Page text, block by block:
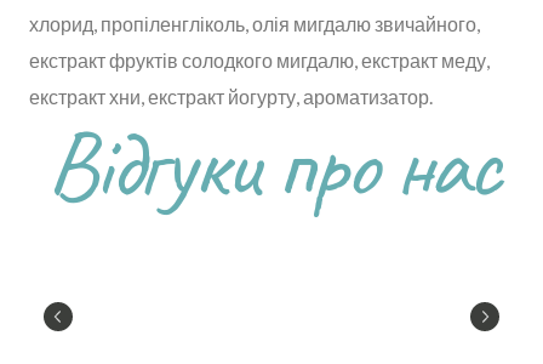
хлорид, пропіленгліколь, олія мигдалю звичайного,
екстракт фруктів солодкого мигдалю, екстракт меду,
екстракт хни, екстракт йогурту, ароматизатор.
Відгуки про нас